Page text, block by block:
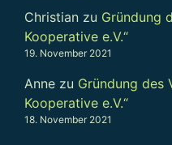
Christian zu Gründung
Kooperative e.V.“
19. November 2021
Anne zu Gründung des
Kooperative e.V.“
18. November 2021